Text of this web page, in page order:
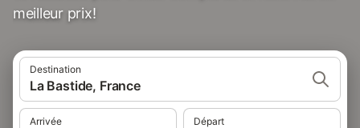
meilleur prix!
Destination
La Bastide, France
Arrivée Départ